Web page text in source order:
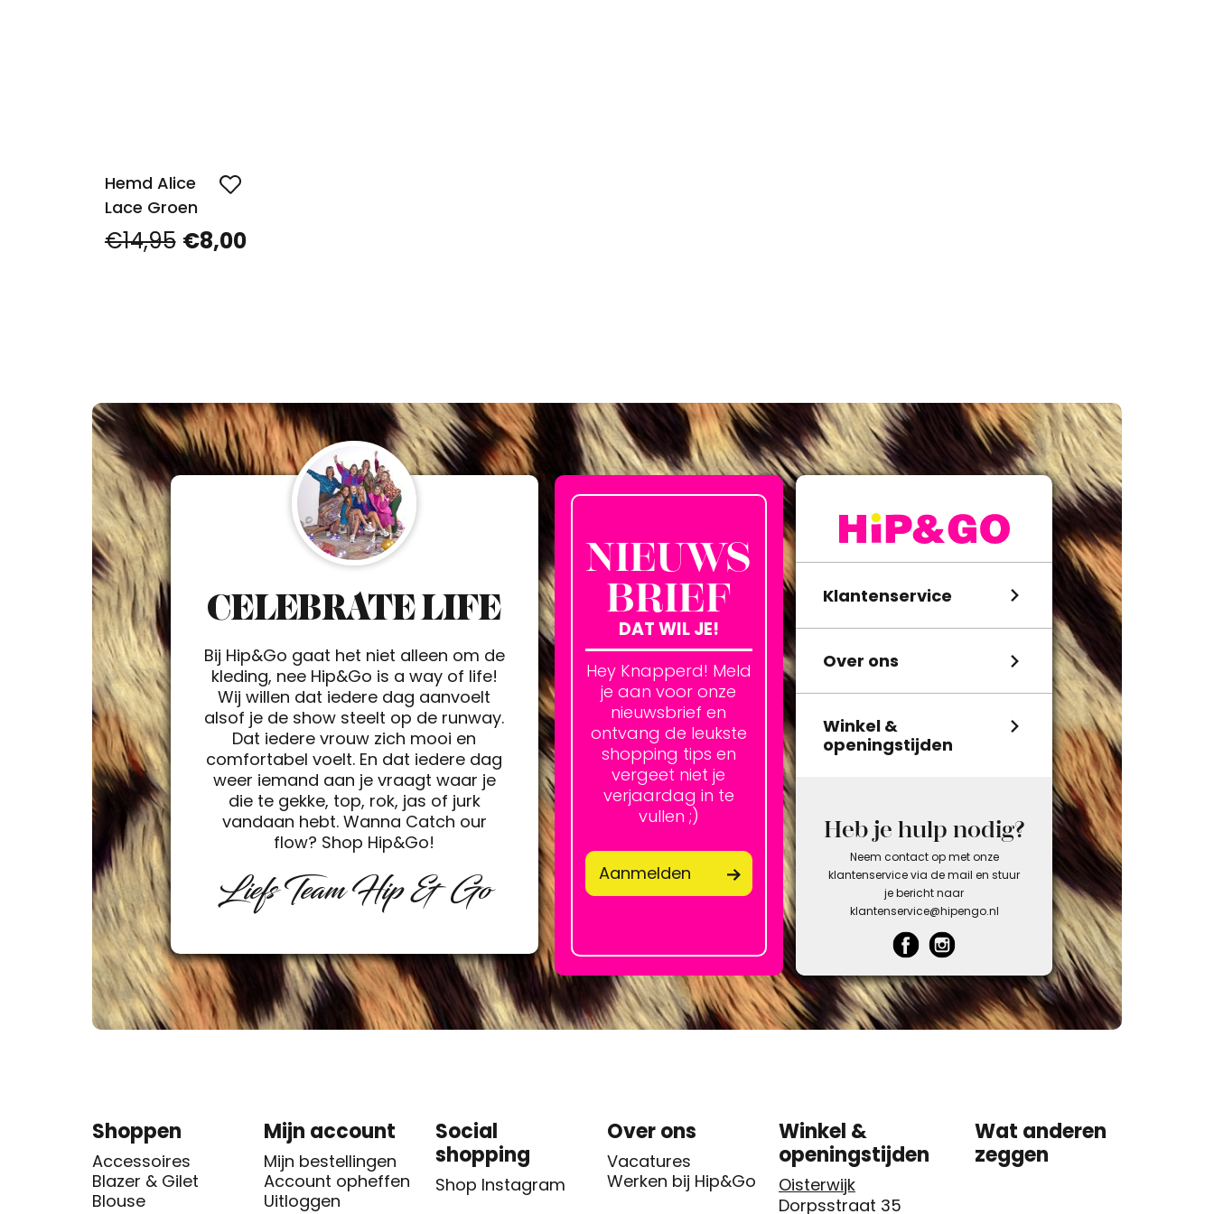
Hemd Alice
Lace Groen
€14,95 €8,00
CELEBRATE LIFE
Bij Hip&Go gaat het niet alleen om de
kleding, nee Hip&Go is a way of life!
Wij willen dat iedere dag aanvoelt
alsof je de show steelt op de runway.
Dat iedere vrouw zich mooi en
comfortabel voelt. En dat iedere dag
weer iemand aan je vraagt waar je
die te gekke, top, rok, jas of jurk
vandaan hebt. Wanna Catch our
flow? Shop Hip&Go!
Liefs Team Hip & Go
NIEUWS
BRIEF
DAT WIL JE!
Hey Knapperd! Meld
je aan voor onze
nieuwsbrief en
ontvang de leukste
shopping tips en
vergeet niet je
verjaardag in te
vullen ;)
Aanmelden
Klantenservice
Over ons
Winkel &
openingstijden
Heb je hulp nodig?
Neem contact op met onze
klantenservice via de mail en stuur
je bericht naar
klantenservice@hipengo.nl
Shoppen
Accessoires
Blazer & Gilet
Blouse
Mijn account
Mijn bestellingen
Account opheffen
Uitloggen
Social
shopping
Shop Instagram
Over ons
Vacatures
Werken bij Hip&Go
Winkel &
openingstijden
Oisterwijk
Dorpsstraat 35
Wat anderen
zeggen